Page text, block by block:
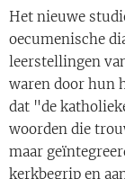
Het nieuwe
oecumenische
leerstellingen
waren door hun
dat "de
woorden die
maar
kerkbegrip en